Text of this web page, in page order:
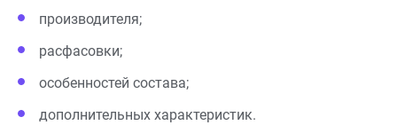
производителя;
расфасовки;
особенностей состава;
дополнительных характеристик.